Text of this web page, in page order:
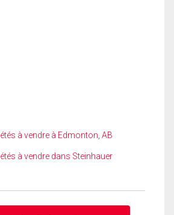
à vendre à Edmonton, AB
à vendre dans Steinhauer